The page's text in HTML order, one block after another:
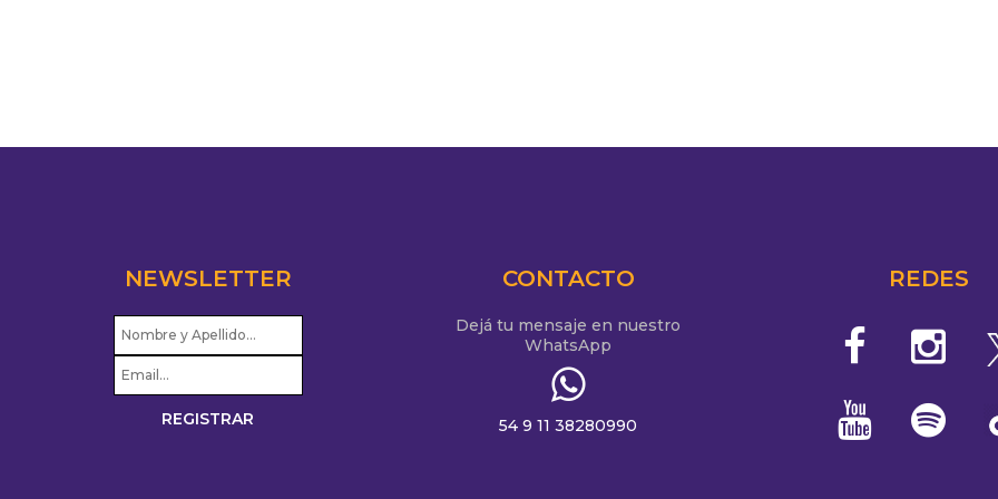
NEWSLETTER CONTACTO
Dejá tu mensaje en nuestro
WhatsApp
54 9 11 38280990
REDES